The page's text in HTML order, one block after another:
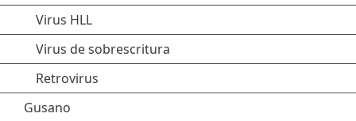
Virus HLL
Virus de sobrescritura
Retrovirus
Gusano